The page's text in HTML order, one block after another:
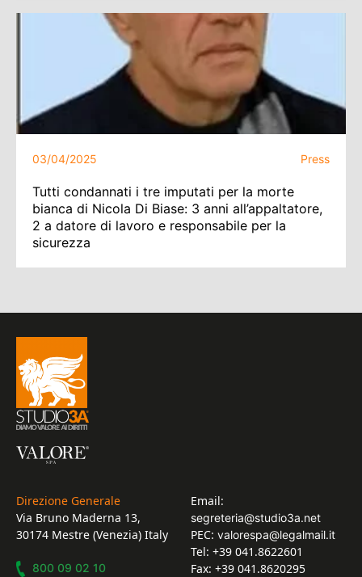
03/04/2025 Press
Tutti condannati i tre imputati per la morte
bianca di Nicola Di Biase: 3 anni all’appaltatore,
2 a datore di lavoro e responsabile per la
sicurezza
Direzione Generale
Via Bruno Maderna 13,
30174 Mestre (Venezia) Italy
800 09 02 10
Email:
segreteria@studio3a.net
PEC: valorespa@legalmail.it
Tel: +39 041.8622601
Fax: +39 041.8620295